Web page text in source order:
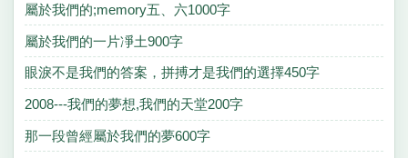
屬於我們的;memory五、六1000字
屬於我們的一片凈土900字
眼淚不是我們的答案，拼搏才是我們的選擇450字
2008---我們的夢想,我們的天堂200字
那一段曾經屬於我們的夢600字